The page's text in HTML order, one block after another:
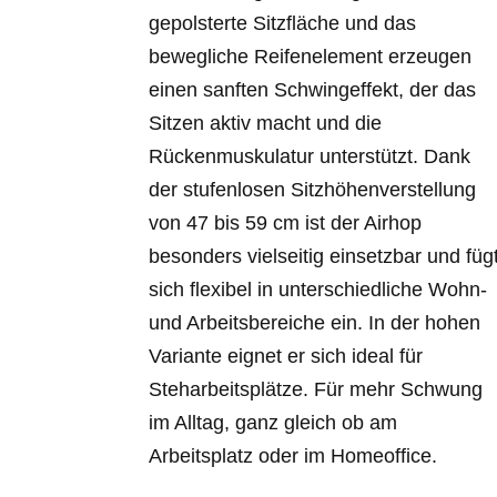
gepolsterte Sitzfläche und das
bewegliche Reifenelement erzeugen
einen sanften Schwingeffekt, der das
Sitzen aktiv macht und die
Rückenmuskulatur unterstützt. Dank
der stufenlosen Sitzhöhenverstellung
von 47 bis 59 cm ist der Airhop
besonders vielseitig einsetzbar und
sich flexibel in unterschiedliche Wohn-
und Arbeitsbereiche ein. In der hohen
Variante eignet er sich ideal für
Steharbeitsplätze. Für mehr Schwung
im Alltag, ganz gleich ob am
Arbeitsplatz oder im Homeoffice.